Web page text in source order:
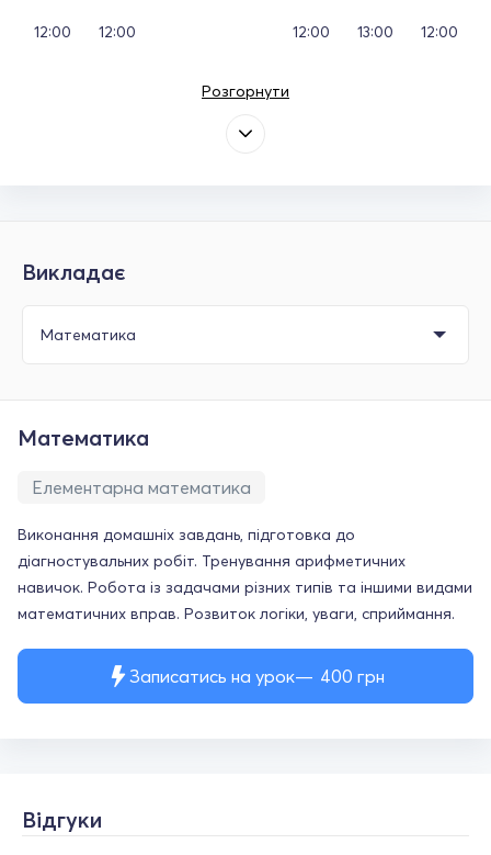
12:00 12:00 12:00 13:00 12:00
Розгорнути
Викладає
Записатись на урок 400 грн
Математика
Елементарна математика
Виконання домашніх завдань, підготовка до
діагностувальних робіт. Тренування арифметичних
навичок. Робота із задачами різних типів та іншими видами
математичних вправ. Розвиток логіки, уваги, сприймання.
Відгуки